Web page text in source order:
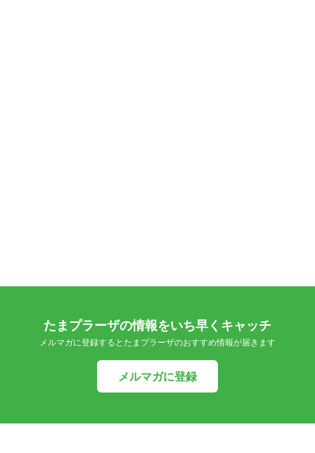
たまプラーザの情報をいち早くキャッチ
メルマガに登録するとたまプラーザのおすすめ情報が届きます
メルマガに登録